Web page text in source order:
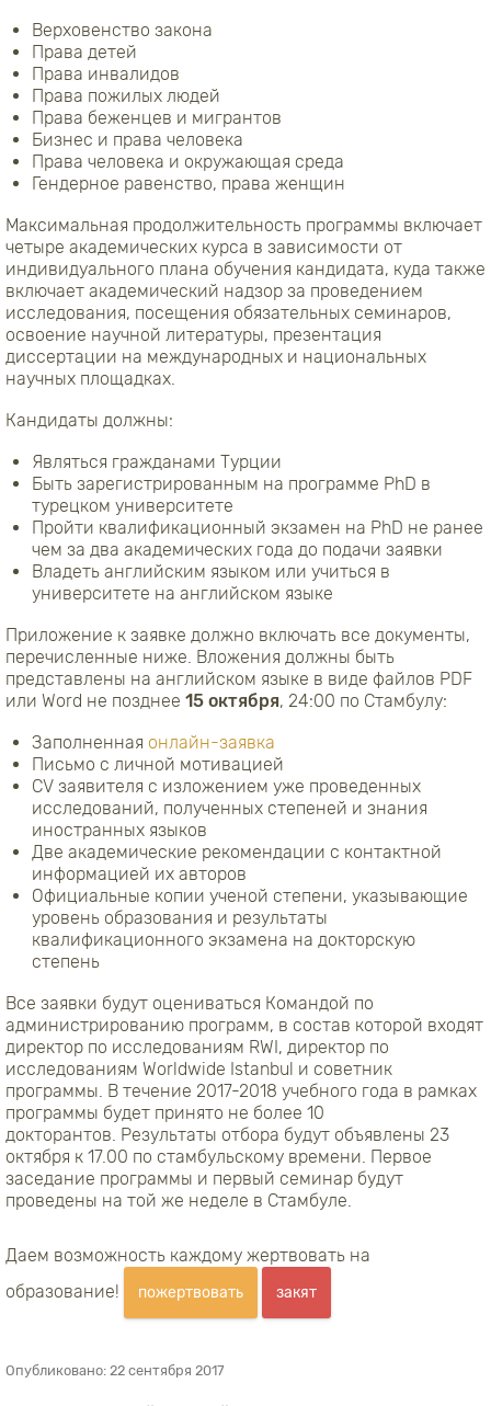
Верховенство закона
Права детей
Права инвалидов
Права пожилых людей
Права беженцев и мигрантов
Бизнес и права человека
Права человека и окружающая среда
Гендерное равенство, права женщин
Максимальная продолжительность программы включает
четыре академических курса в зависимости от
индивидуального плана обучения кандидата, куда также
включает академический надзор за проведением
исследования, посещения обязательных семинаров,
освоение научной литературы, презентация
диссертации на международных и национальных
научных площадках.
Кандидаты должны:
Являться гражданами Турции
Быть зарегистрированным на программе PhD в
турецком университете
Пройти квалификационный экзамен на PhD не ранее
чем за два академических года до подачи заявки
Владеть английским языком или учиться в
университете на английском языке
Приложение к заявке должно включать все документы,
перечисленные ниже. Вложения должны быть
представлены на английском языке в виде файлов PDF
или Word не позднее 15 октября, 24:00 по Стамбулу:
Заполненная онлайн-заявка
Письмо с личной мотивацией
CV заявителя с изложением уже проведенных
исследований, полученных степеней и знания
иностранных языков
Две академические рекомендации с контактной
информацией их авторов
Официальные копии ученой степени, указывающие
уровень образования и результаты
квалификационного экзамена на докторскую
степень
Все заявки будут оцениваться Командой по
администрированию программ, в состав которой входят
директор по исследованиям RWI, директор по
исследованиям Worldwide Istanbul и советник
программы. В течение 2017-2018 учебного года в рамках
программы будет принято не более 10
докторантов. Результаты отбора будут объявлены 23
октября к 17.00 по стамбульскому времени. Первое
заседание программы и первый семинар будут
проведены на той же неделе в Стамбуле.
Даем возможность каждому жертвовать на
образование!
пожертвовать закят
Опубликовано: 22 сентября 2017